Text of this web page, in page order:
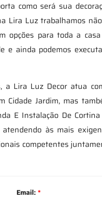
como será sua
Lira Luz trabalhamos
opções para toda a
e ainda podemos
a Lira Luz Decor atua
Cidade Jardim, mas
E Instalação De
às mais
competentes
Email:*